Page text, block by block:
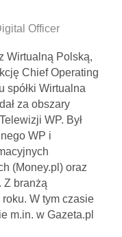
Officer
Wirtualną Polską,
Chief Operating
spółki Wirtualna
za obszary
WP. Był
WP i
(Money.pl) oraz
Z branżą
W tym czasie
m.in. w Gazeta.pl